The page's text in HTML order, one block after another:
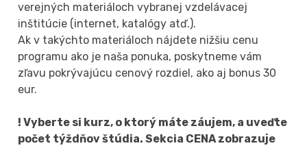
verejných materiáloch vybranej vzdelávacej
inštitúcie (internet, katalógy atď.).
Ak v takýchto materiáloch nájdete nižšiu cenu
programu ako je naša ponuka, poskytneme vám
zľavu pokrývajúcu cenový rozdiel, ako aj bonus 30
eur.
! Vyberte si kurz, o ktorý máte záujem, a uveďte
počet týždňov štúdia. Sekcia CENA zobrazuje